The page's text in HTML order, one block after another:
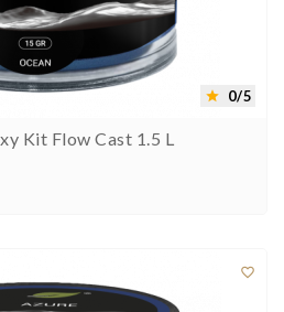
 0/5
Kit Flow Cast 1.5 L
